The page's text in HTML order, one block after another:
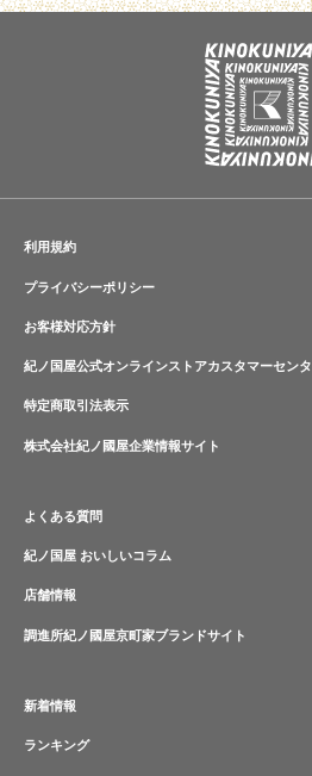
利用規約
プライバシーポリシー
お客様対応方針
紀ノ国屋公式オンラインストアカスタマーセン
特定商取引法表示
株式会社紀ノ國屋企業情報サイト
よくある質問
紀ノ国屋 おいしいコラム
店舗情報
調進所紀ノ國屋京町家ブランドサイト
新着情報
ランキング